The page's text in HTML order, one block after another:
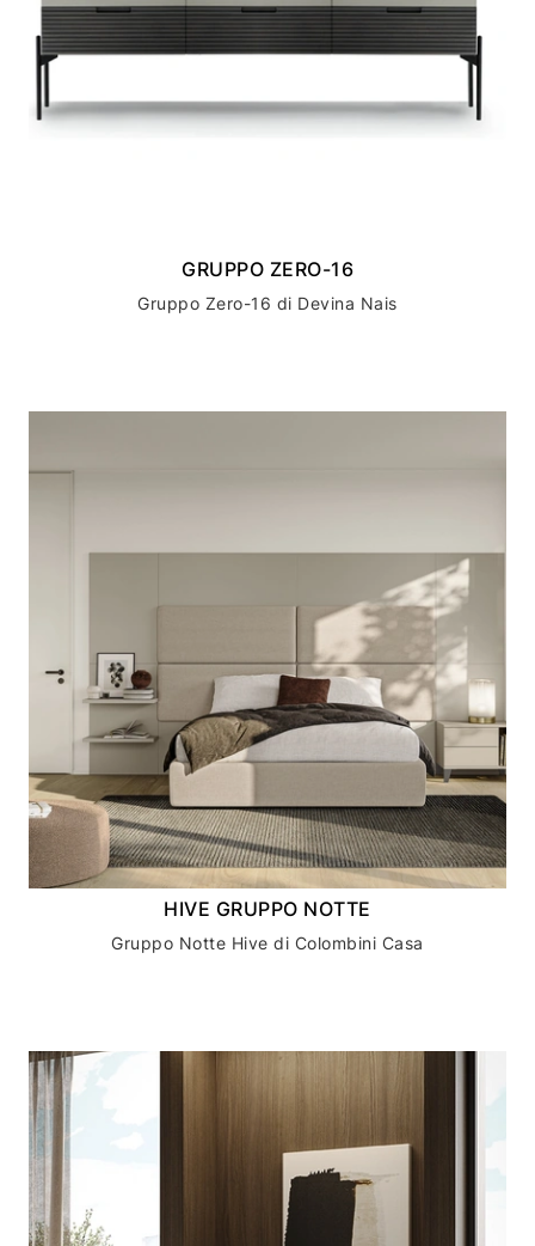
GRUPPO ZERO-16
Gruppo Zero-16 di Devina Nais
HIVE GRUPPO NOTTE
Gruppo Notte Hive di Colombini Casa